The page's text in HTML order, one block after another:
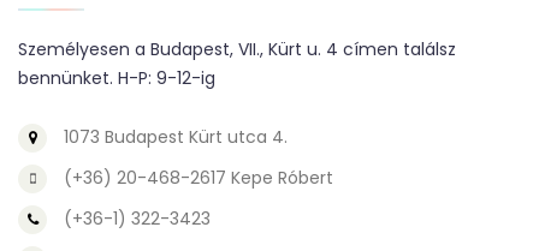
Személyesen a Budapest, VII., Kürt u. 4 címen találsz
bennünket. H-P: 9-12-ig
1073 Budapest Kürt utca 4.
(+36) 20-468-2617 Kepe Róbert
(+36-1) 322-3423